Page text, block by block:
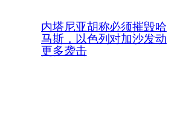
内塔尼亚胡称必须摧毁哈
马斯，以色列对加沙发动
更多袭击